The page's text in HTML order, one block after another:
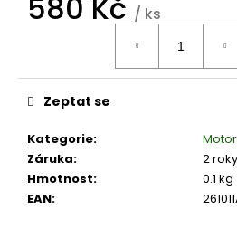
580 Kč / ks
Kategorie:
Záruka:
2 roky
Hmotnost:
0.1 kg
EAN:
Zeptat se
m
OFF
TECH
BIKE
CLEANER,
MYCÍ
PROSTŘEDEK,